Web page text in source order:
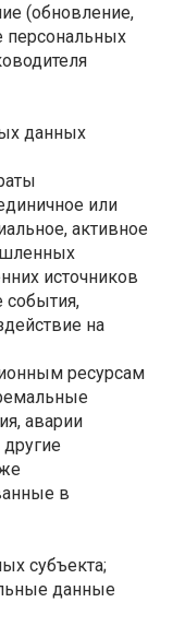
(обновление,
персональных
данных
или
активное
источников
события,
на
ресурсам
аварии
в
субъекта;
данные